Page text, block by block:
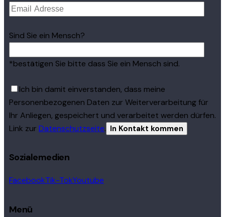
Sind Sie ein Mensch?
*bestätigen Sie bitte dass Sie ein Mensch sind.
Ich bin damit einverstanden, dass meine
Personenbezogenen Daten zur Weiterverarbeitung für
Ihr Anliegen, gespeichert und verarbeitet werden dürfen.
Link zur Datenschutzseite.
Sozialemedien
FacebookTik-TokYoutube
Menü